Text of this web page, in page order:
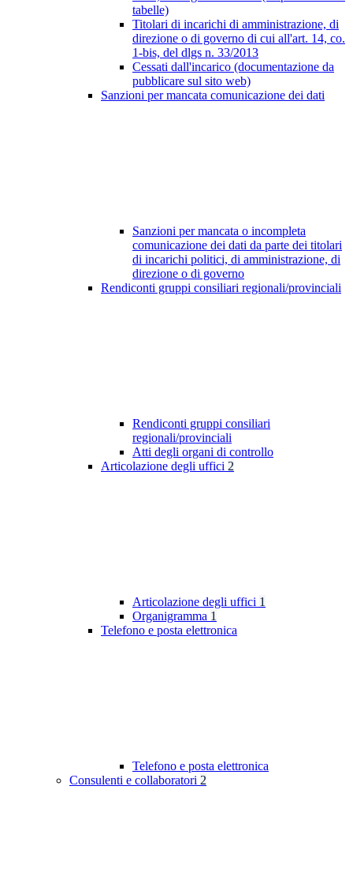
tabelle)
Titolari di incarichi di amministrazione, di
direzione o di governo di cui all'art. 14, co.
1-bis, del dlgs n. 33/2013
Cessati dall'incarico (documentazione da
pubblicare sul sito web)
Sanzioni per mancata comunicazione dei dati
Sanzioni per mancata o incompleta
comunicazione dei dati da parte dei titolari
di incarichi politici, di amministrazione, di
direzione o di governo
Rendiconti gruppi consiliari regionali/provinciali
Rendiconti gruppi consiliari
regionali/provinciali
Atti degli organi di controllo
Articolazione degli uffici 2
Articolazione degli uffici 1
Organigramma 1
Telefono e posta elettronica
Telefono e posta elettronica
Consulenti e collaboratori 2